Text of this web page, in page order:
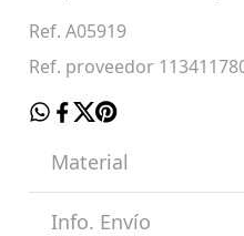
Ref. A05919
Ref. proveedor
Material
Info. Envío